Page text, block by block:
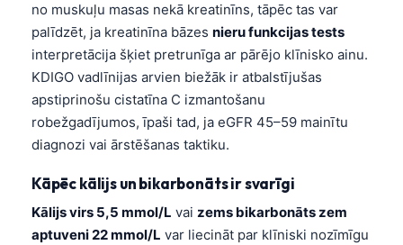
no muskuļu masas nekā kreatinīns, tāpēc tas var
palīdzēt, ja kreatinīna bāzes nieru funkcijas tests
interpretācija šķiet pretrunīga ar pārējo klīnisko ainu.
KDIGO vadlīnijas arvien biežāk ir atbalstījušas
apstiprinošu cistatīna C izmantošanu
robežgadījumos, īpaši tad, ja eGFR 45–59 mainītu
diagnozi vai ārstēšanas taktiku.
Kāpēc kālijs un bikarbonāts ir svarīgi
Kālijs virs 5,5 mmol/L vai zems bikarbonāts zem
aptuveni 22 mmol/L var liecināt par klīniski nozīmīgu
አማርኛ
Català
Қазақ тілі
Suomi
Hrvatski
Slovenčina